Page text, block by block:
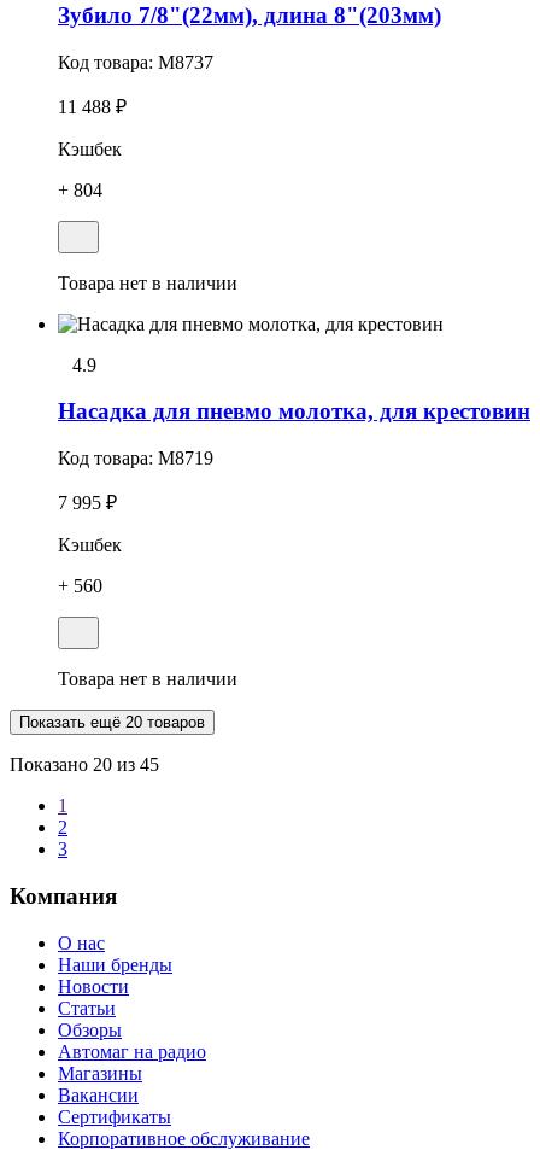
Зубило 7/8"(22мм), длина 8"(203мм)
Код товара: M8737
11 488 ₽
Кэшбек
+ 804
Товара нет в наличии
4.9
Насадка для пневмо молотка, для крестовин
Код товара: M8719
7 995 ₽
Кэшбек
+ 560
Товара нет в наличии
Показать ещё 20 товаров
Показано 20 из 45
1
2
3
Компания
О нас
Наши бренды
Новости
Статьи
Обзоры
Автомаг на радио
Магазины
Вакансии
Сертификаты
Корпоративное обслуживание